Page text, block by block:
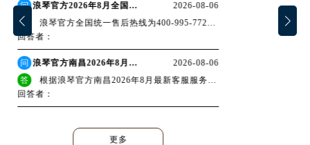
山东省济宁市任城区太白楼路浪琴售后服务中心（需提前预约）
问 浪琴官方2026年8月全国网点地址及客户服务电话（售后版）
2026-08-06
答
浪琴官方全国统一售后热线为400-995-7728，服务时间为每日8:00至22:00，覆盖浪琴在中国大陆全部区域及香港特别行政区。全国网点已覆...
回答者：
问 浪琴官方南昌2026年8月最新客服服务热线与网点地址公示
2026-08-06
答
根据浪琴官方南昌2026年8月最新客服服务热线与网点地址公示，浪琴官方全国统一客服热线已正式启用400-995-7728，覆盖中国大陆所有区...
回答者：
更多